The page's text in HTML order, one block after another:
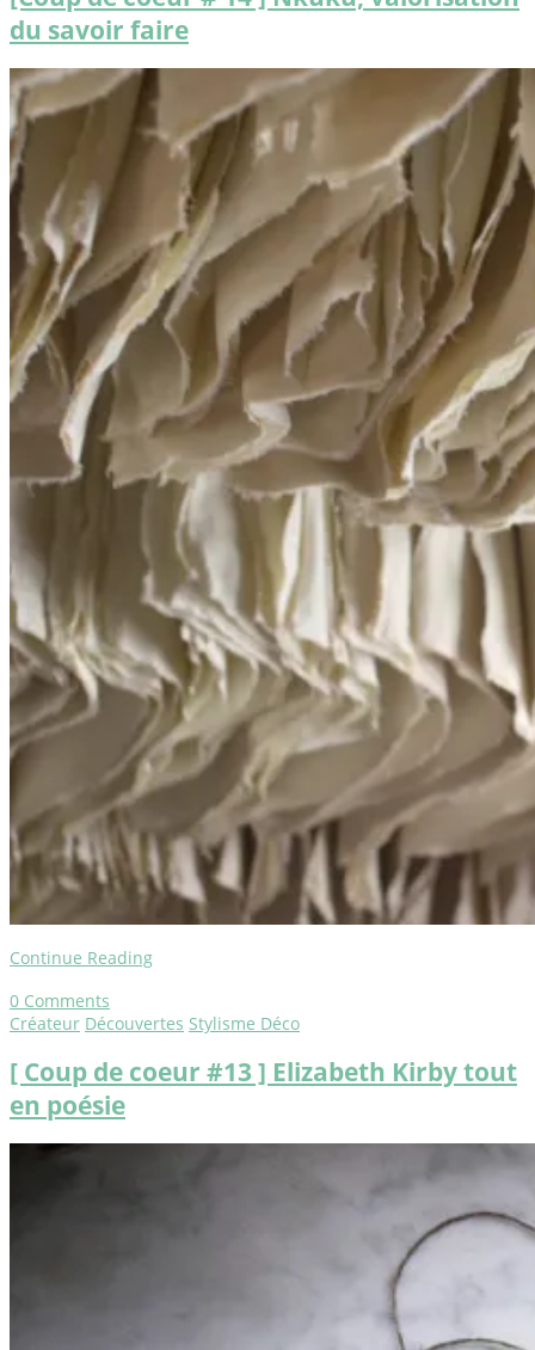
du savoir faire
Continue Reading
0 Comments
Créateur Découvertes Stylisme Déco
[ Coup de coeur #13 ] Elizabeth Kirby tout
en poésie